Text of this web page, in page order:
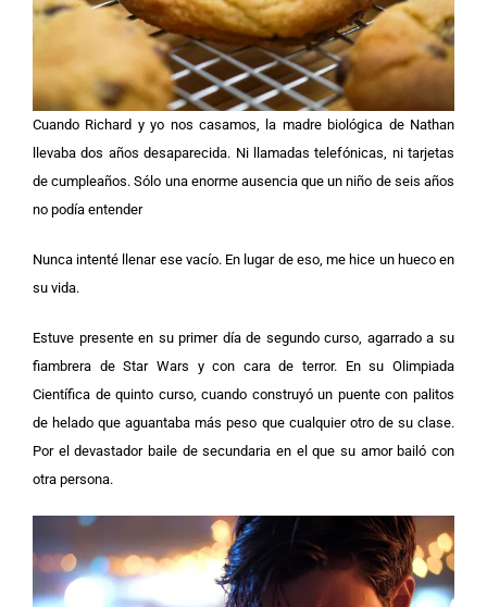
Cuando Richard y yo nos casamos, la madre biológica de Nathan
llevaba dos años desaparecida. Ni llamadas telefónicas, ni tarjetas
de cumpleaños. Sólo una enorme ausencia que un niño de seis años
no podía entender
Nunca intenté llenar ese vacío. En lugar de eso, me hice un hueco en
su vida.
Estuve presente en su primer día de segundo curso, agarrado a su
fiambrera de Star Wars y con cara de terror. En su Olimpiada
Científica de quinto curso, cuando construyó un puente con palitos
de helado que aguantaba más peso que cualquier otro de su clase.
Por el devastador baile de secundaria en el que su amor bailó con
otra persona.